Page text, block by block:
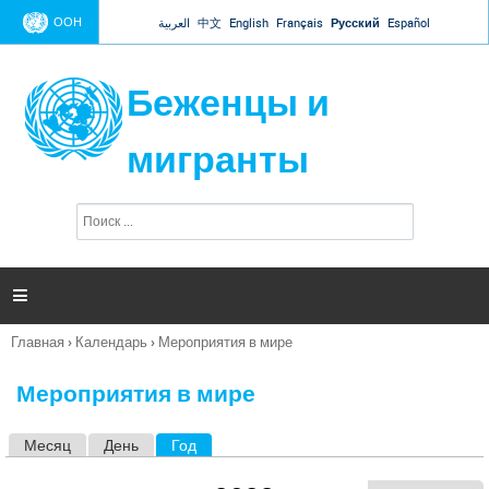
Jump to navigation
ООН العربية 中文 English Français Русский Español
Беженцы и
мигранты
п
и

Вы
Главная › Календарь › Мероприятия в мире
Мероприятия в мире
Месяц День Год